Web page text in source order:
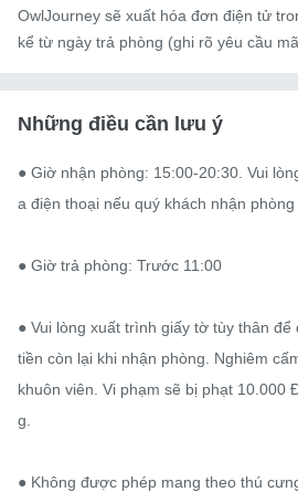
OwlJourney sẽ xuất hóa đơn điện tử
kể từ ngày trả phòng (ghi rõ yêu cầu
Những điều cần lưu ý
● Giờ nhận phòng: 15:00-20:30. Vui
a điện thoại nếu quý khách nhận phòng
● Giờ trả phòng: Trước 11:00
● Vui lòng xuất trình giấy tờ tùy thân
tiền còn lại khi nhận phòng. Nghiêm
khuôn viên. Vi phạm sẽ bị phạt 10.000
g.
● Không được phép mang theo thú